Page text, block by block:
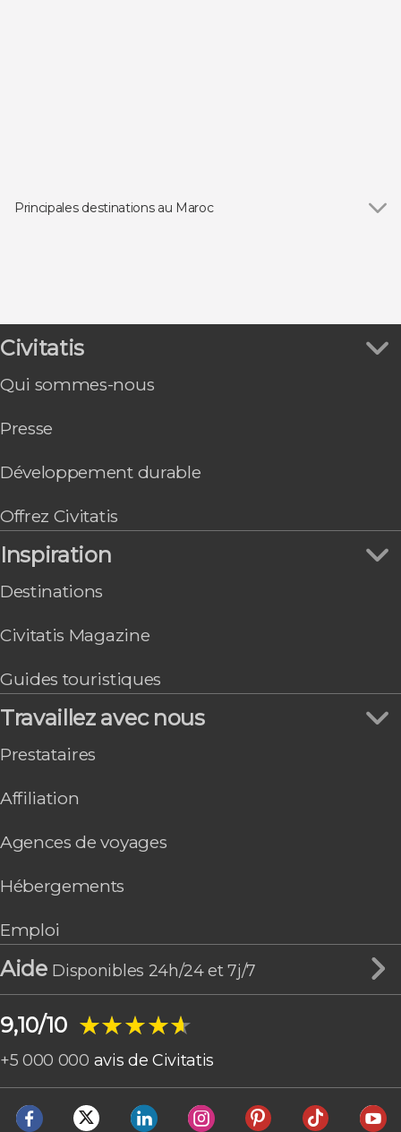
Principales destinations au Maroc
Essaouira
Chefchaouen
Taghazout
Rabat
Civitatis
Qui sommes-nous
Presse
Développement durable
Offrez Civitatis
Inspiration
Destinations
Civitatis Magazine
Guides touristiques
Travaillez avec nous
Prestataires
Affiliation
Agences de voyages
Hébergements
Emploi
Aide Disponibles 24h/24 et 7j/7
9,10/10 ★★★★★
★★★★★
+5 000 000 avis de Civitatis